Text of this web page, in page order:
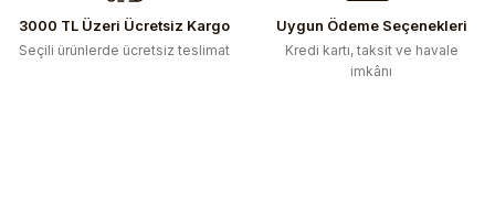
Bu ürüne benzer farklı alternatifler olmalı.
3000 TL Üzeri Ücretsiz Kargo
Seçili ürünlerde ücretsiz teslimat
Uygun Ödeme Seçenekleri
Kredi kartı, taksit ve havale
imkânı